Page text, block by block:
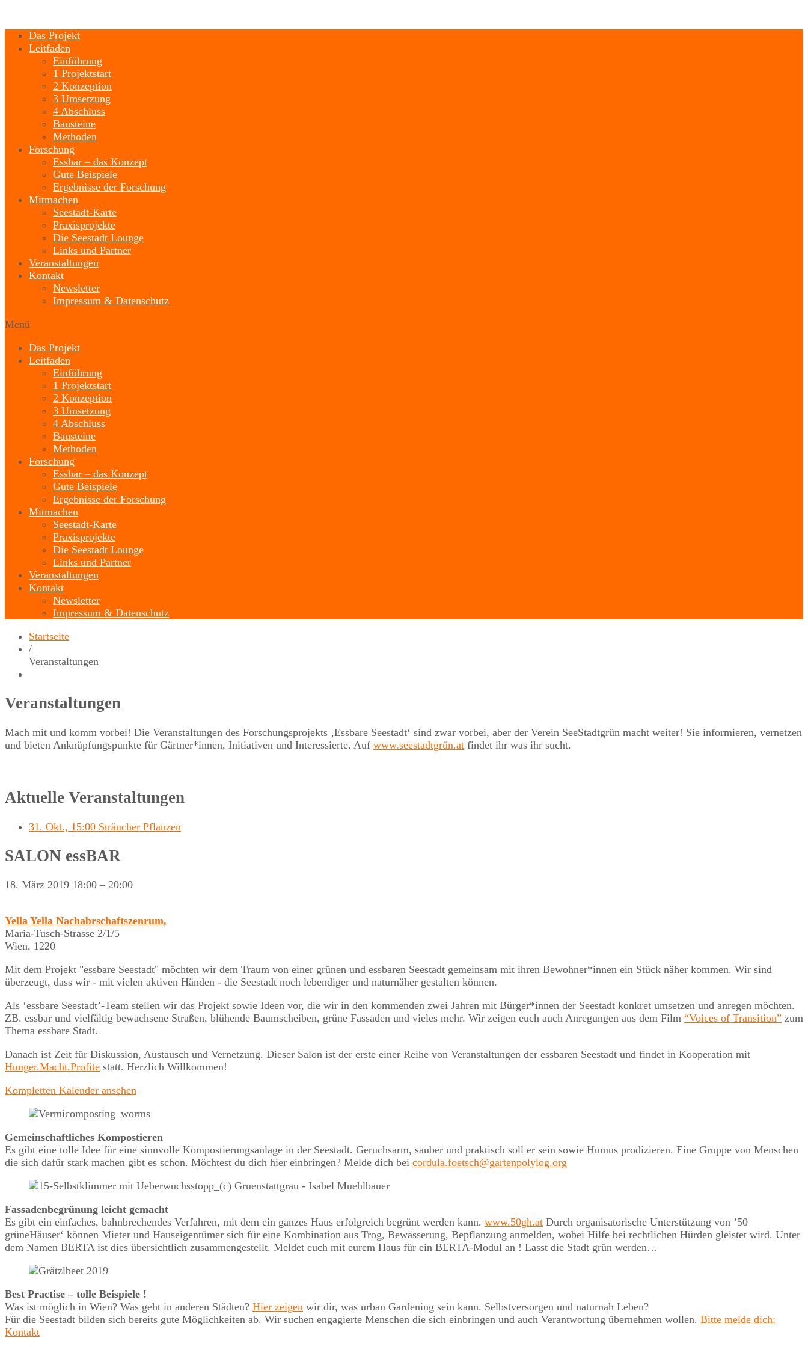
Das Projekt
Leitfaden
Einführung
1 Projektstart
2 Konzeption
3 Umsetzung
4 Abschluss
Bausteine
Methoden
Forschung
Essbar – das Konzept
Gute Beispiele
Ergebnisse der Forschung
Mitmachen
Seestadt-Karte
Praxisprojekte
Die Seestadt Lounge
Links und Partner
Veranstaltungen
Kontakt
Newsletter
Impressum & Datenschutz
Menü
Das Projekt
Leitfaden
Einführung
1 Projektstart
2 Konzeption
3 Umsetzung
4 Abschluss
Bausteine
Methoden
Forschung
Essbar – das Konzept
Gute Beispiele
Ergebnisse der Forschung
Mitmachen
Seestadt-Karte
Praxisprojekte
Die Seestadt Lounge
Links und Partner
Veranstaltungen
Kontakt
Newsletter
Impressum & Datenschutz
Startseite
/
Veranstaltungen
Veranstaltungen
Mach mit und komm vorbei! Die Veranstaltungen des Forschungsprojekts ‚Essbare Seestadt‘ sind zwar vorbei, aber der Verein SeeStadtgrün macht weiter! Sie informieren, vernetzen
und bieten Anknüpfungspunkte für Gärtner*innen, Initiativen und Interessierte. Auf www.seestadtgrün.at findet ihr was ihr sucht.
Aktuelle Veranstaltungen
31. Okt., 15:00 Sträucher Pflanzen
SALON essBAR
18. März 2019 18:00 – 20:00
Yella Yella Nachabrschaftszenrum,
Maria-Tusch-Strasse 2/1/5
Wien, 1220
Mit dem Projekt "essbare Seestadt" möchten wir dem Traum von einer grünen und essbaren Seestadt gemeinsam mit ihren Bewohner*innen ein Stück näher kommen. Wir sind
überzeugt, dass wir - mit vielen aktiven Händen - die Seestadt noch lebendiger und naturnäher gestalten können.
Als ‘essbare Seestadt’-Team stellen wir das Projekt sowie Ideen vor, die wir in den kommenden zwei Jahren mit Bürger*innen der Seestadt konkret umsetzen und anregen möchten.
ZB. essbar und vielfältig bewachsene Straßen, blühende Baumscheiben, grüne Fassaden und vieles mehr. Wir zeigen euch auch Anregungen aus dem Film “Voices of Transition” zum
Thema essbare Stadt.
Danach ist Zeit für Diskussion, Austausch und Vernetzung. Dieser Salon ist der erste einer Reihe von Veranstaltungen der essbaren Seestadt und findet in Kooperation mit
Hunger.Macht.Profite statt. Herzlich Willkommen!
Kompletten Kalender ansehen
Gemeinschaftliches Kompostieren
Es gibt eine tolle Idee für eine sinnvolle Kompostierungsanlage in der Seestadt. Geruchsarm, sauber und praktisch soll er sein sowie Humus prodizieren. Eine Gruppe von Menschen
die sich dafür stark machen gibt es schon. Möchtest du dich hier einbringen? Melde dich bei cordula.foetsch@gartenpolylog.org
Fassadenbegrünung leicht gemacht
Es gibt ein einfaches, bahnbrechendes Verfahren, mit dem ein ganzes Haus erfolgreich begrünt werden kann. www.50gh.at Durch organisatorische Unterstützung von ’50
grüneHäuser‘ können Mieter und Hauseigentümer sich für eine Kombination aus Trog, Bewässerung, Bepflanzung anmelden, wobei Hilfe bei rechtlichen Hürden gleistet wird. Unter
dem Namen BERTA ist dies übersichtlich zusammengestellt. Meldet euch mit eurem Haus für ein BERTA-Modul an ! Lasst die Stadt grün werden…
Best Practise – tolle Beispiele !
Was ist möglich in Wien? Was geht in anderen Städten? Hier zeigen wir dir, was urban Gardening sein kann. Selbstversorgen und naturnah Leben?
Für die Seestadt bilden sich bereits gute Möglichkeiten ab. Wir suchen engagierte Menschen die sich einbringen und auch Verantwortung übernehmen wollen. Bitte melde dich:
Kontakt